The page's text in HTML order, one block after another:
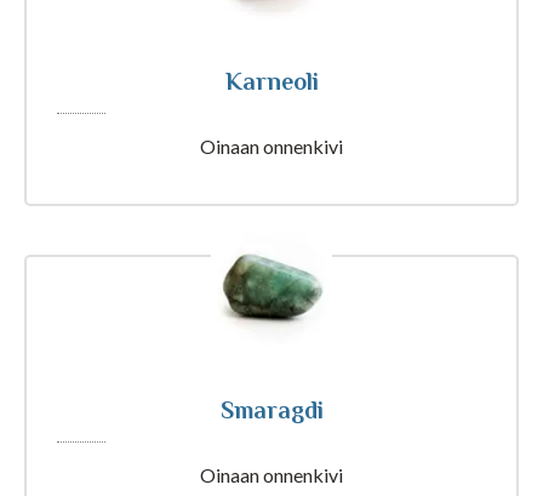
Rajatietoa
Karneoli
Oinaan onnenkivi
Smaragdi
Oinaan onnenkivi